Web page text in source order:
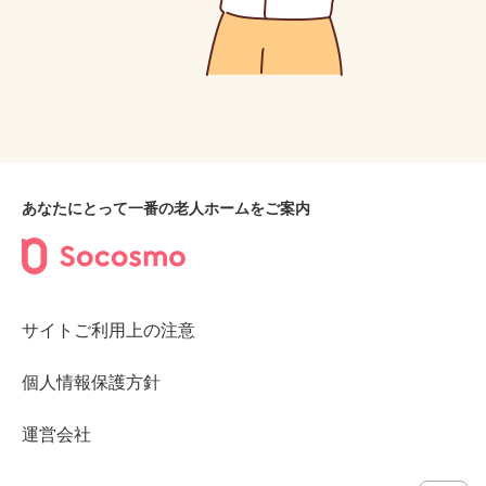
あなたにとって一番の老人ホームをご案内
サイトご利用上の注意
個人情報保護方針
運営会社